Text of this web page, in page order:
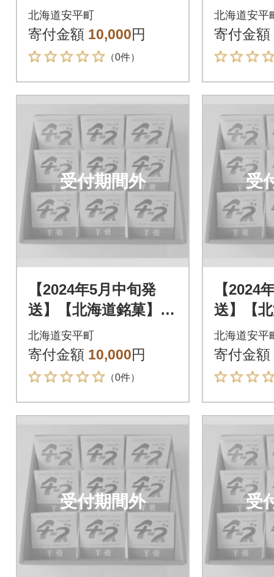
ーズようかんギフ
ト 9個入(化粧箱)
北海道安平町
寄付金額 10,000円
（0件）
ーズよ
ト 9個
北海道安平
寄付金額
受付期間外
【2024年5月中旬発
送】【北海道銘菓】チ
ーズようかんギフ
ト 9個入(化粧箱)
北海道安平町
寄付金額 10,000円
（0件）
受
【2024
送】【
ーズよ
ト 9個
北海道安平
寄付金額
受付期間外 受